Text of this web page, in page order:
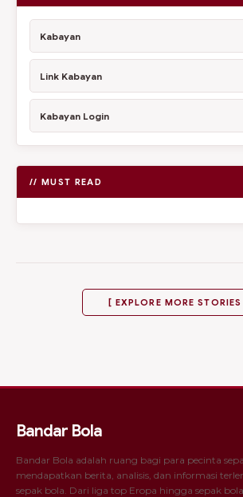
Kabayan
Link Kabayan
Kabayan Login
// MUST READ
[ EXPLORE MORE STORIES
Bandar Bola
Bandar Bola adalah ruang bagi para pecinta
mendapatkan berita, analisis, dan informasi
sepak bola. Dari liga top Eropa hingga sepak